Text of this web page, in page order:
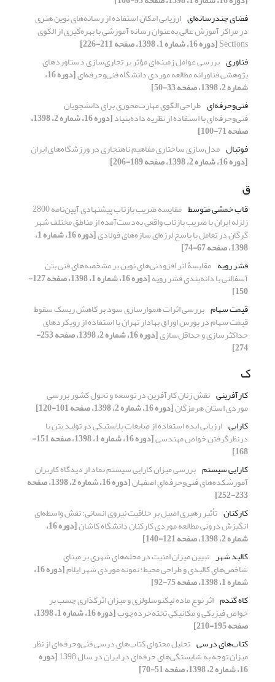
فضای چندرسانه‌ای ارزیابی امکان استفاده از رسانه‌های نوین هنری
در مراکز آموزش عالی به‌عنوان رسانه آموزشی با بهره‌گیری از الگوی
Sections[دوره 16، شماره 1، 1398، صفحه 211-226]
فناوری بررسی عوامل زمینه‌ای مؤثر بر تجاری‌سازی دستاوردهای
پژوهشی فناورانه مطالعه موردی دانشگاه فنی‌و‌حرفه‌ای [دوره 16،
شماره 2، 1398، صفحه 33-50]
فنی‌و‌حرفه‌ای طراحی الگوی مهارت‌محوری برای دانشجویان
فنی‌و‌حرفه‌ای با استفاده از نظریه داده‌بنیاد [دوره 16، شماره 2، 1398،
صفحه 71-100]
فوتبال مدل‌سازی ساختاری مفاهیم ناهنجاری در ورزشگاه‌های ایران
[دوره 16، شماره 2، 1398، صفحه 189-206]
ق
قاب خمشی متوسط مقایسه ضریب بازتاب پیشنهادی آیین‌نامه 2800
زلزله ایران با ضریب بازتاب واقعی به‌دست‌آمده از مناطق مختلف شهر
گرگان در تعامل با پاسخ لرزه‌ای سازه‌های فولادی [دوره 16، شماره 1،
1398، صفحه 67-74]
قشر رویه مقایسۀ اثر افزودنی‌های نوین بر مشخصه‌های فنی بتن
آسفالتی با دانه‌بندی قشر رویه [دوره 16، شماره 1، 1398، صفحه 127-
150]
قیمت سهام بررسی اثرات هموارسازی سود بر کاهش ریسکِ سقوط
قیمت سهام در بورس اوراق بهادار تهران با استفاده از رویکردهای
حداکثر‌سازی و حداقل‌سازی [دوره 16، شماره 2، 1398، صفحه 253-
274]
ک
کارآفرینی نقش زنان کارآفرین در توسعه و تحول کشور بررسی
موردی استان هرمزگان[دوره 16، شماره 2، 1398، صفحه 101-120]
کارایی ارزیابی ایده استفاده از ضایعات پلاستیکی در تولید بتن با
درنظرگرفتنِ خواص مهندسی [دوره 16، شماره 1، 1398، صفحه 151-
168]
کارایی سیستم بررسی میزان کارایی سیستم نماد از دیدگاه کاربران
آموزشکده‌های فنی‌وحرفه‌ای اصفهان [دوره 16، شماره 2، 1398، صفحه
233-252]
کارکنان تأثیر رهبری اصیل بر خلاقیت نیروی انسانی: نقش واسطه‌ای
انگیزش درونی مطالعه موردی کارکنان دانشگاه کاشان [دوره 16،
شماره 2، 1398، صفحه 121-140]
کالبد شهر تبیین میزان امنیت در محله‌های شهری بر مبنای
شاخص‌های کالبدی و طراحی محیط؛ نمونه موردی شهر ایلام [دوره 16،
شماره 1، 1398، صفحه 75-92]
کاه گندم اثر نوع ماده لیگنوسلولزی و میزان اثرگذاری چسب بر
خواص فیزیکی و مکانیکی تخته‌خرده‌چوب [دوره 16، شماره 1، 1398،
صفحه 195-210]
کتاب‌های درسی تحلیل محتوای کتاب‌های درسی فنی‌و‌حرفه‌ای از نظر
میزان توجه به شایستگی‌های حرفه‌ای در ایران در سال 1398 [دوره
16، شماره 2، 1398، صفحه 51-70]